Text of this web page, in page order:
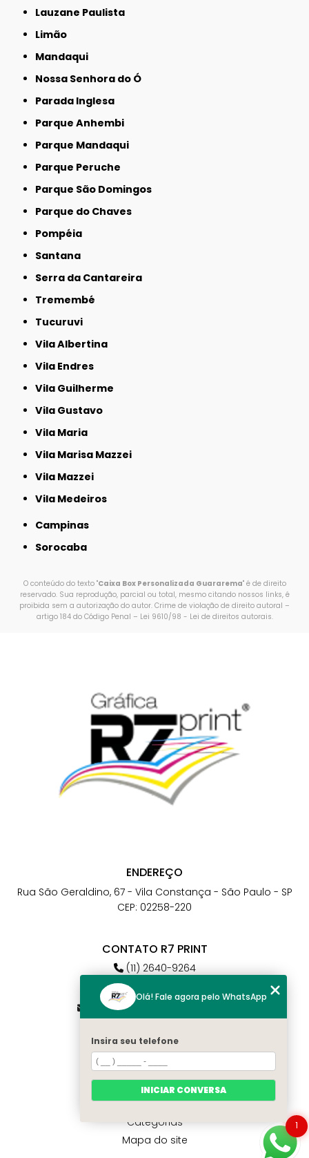
Lauzane Paulista
Limão
Mandaqui
Nossa Senhora do Ó
Parada Inglesa
Parque Anhembi
Parque Mandaqui
Parque Peruche
Parque São Domingos
Parque do Chaves
Pompéia
Santana
Serra da Cantareira
Tremembé
Tucuruvi
Vila Albertina
Vila Endres
Vila Guilherme
Vila Gustavo
Vila Maria
Vila Marisa Mazzei
Vila Mazzei
Vila Medeiros
Campinas
Sorocaba
O conteúdo do texto "Caixa Box Personalizada Guararema" é de direito
reservado. Sua reprodução, parcial ou total, mesmo citando nossos links, é
proibida sem a autorização do autor. Crime de violação de direito autoral –
artigo 184 do Código Penal – Lei 9610/98 - Lei de direitos autorais.
ENDEREÇO
Rua São Geraldino, 67 - Vila Constança - São Paulo - SP
CEP: 02258-220
CONTATO R7 PRINT
(11) 2640-9264
(11) 98784-6664
atendimento@r7print.com.br
MENU
Home
Quem somos
Contato
Categorias
Mapa do site
1
Olá! Fale agora pelo WhatsApp
Insira seu telefone
INICIAR CONVERSA